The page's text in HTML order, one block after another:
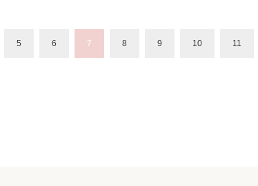
5 6 7 8 9 10 11